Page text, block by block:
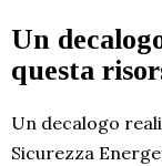
Un
questa
Un decalogo
Sicurezza